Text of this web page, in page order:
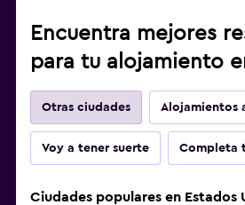
Encuentra mejores
para tu alojamiento
Otras ciudades Alojamientos
Voy a tener suerte Completa
Ciudades populares en Estados